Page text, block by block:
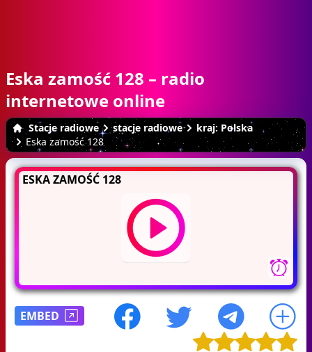
Eska zamość 128 – radio
internetowe online
Stacje radiowe stacje radiowe
kraj: Polska
Eska zamość 128
ESKA ZAMOŚĆ 128
EMBED